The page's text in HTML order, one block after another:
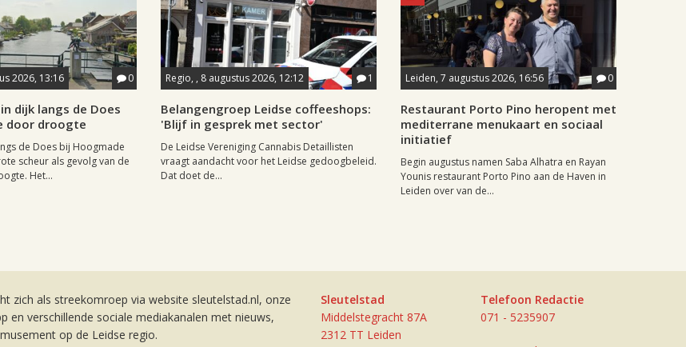
2026, 13:16 0
dijk langs de Does
door droogte
de Does bij Hoogmade
scheur als gevolg van de
Het...
Regio, , 8 augustus 2026, 12:12 1
Belangengroep Leidse coffeeshops:
'Blijf in gesprek met sector'
De Leidse Vereniging Cannabis Detaillisten
vraagt aandacht voor het Leidse gedoogbeleid.
Dat doet de...
Leiden, 7 augustus 2026, 16:56 0
Restaurant Porto Pino heropent met
mediterrane menukaart en sociaal
initiatief
Begin augustus namen Saba Alhatra en Rayan
Younis restaurant Porto Pino aan de Haven in
Leiden over van de...
zich als streekomroep via website sleutelstad.nl, onze
en verschillende sociale mediakanalen met nieuws,
op de Leidse regio.
Sleutelstad
Middelstegracht 87A
2312 TT Leiden
Telefoon Redactie
071 - 5235907